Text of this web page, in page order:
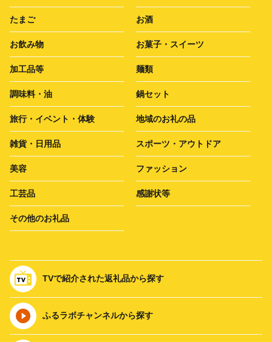
たまご お酒
お飲み物 お菓子・スイーツ
加工品等 麺類
調味料・油 鍋セット
旅行・イベント・体験 地域のお礼の品
雑貨・日用品 スポーツ・アウトドア
美容 ファッション
工芸品 感謝状等
その他のお礼品
TVで紹介された返礼品から探す
ふるラボチャンネルから探す